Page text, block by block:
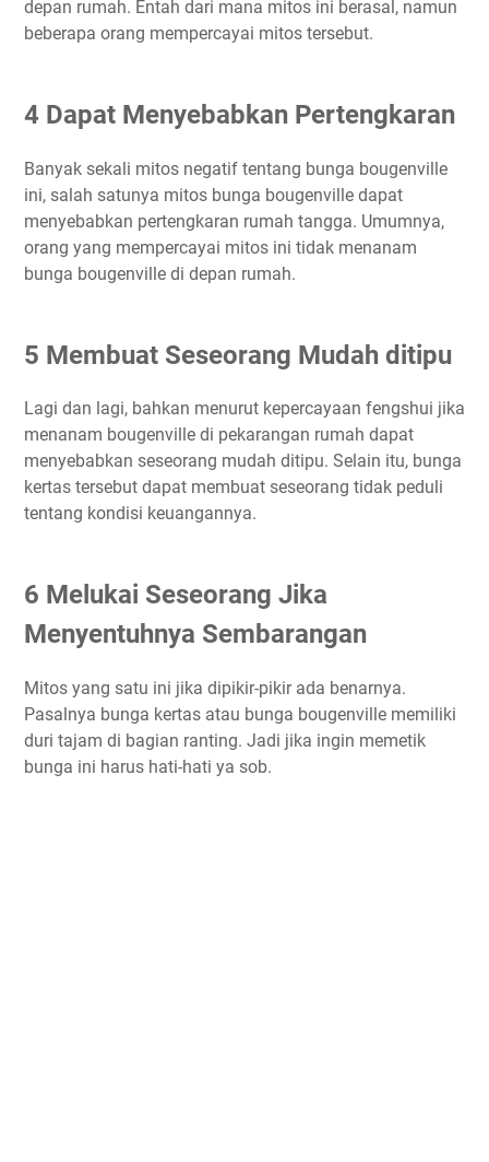
depan rumah. Entah dari mana mitos ini berasal, namun
beberapa orang mempercayai mitos tersebut.
4 Dapat Menyebabkan Pertengkaran
Banyak sekali mitos negatif tentang bunga bougenville
ini, salah satunya mitos bunga bougenville dapat
menyebabkan pertengkaran rumah tangga. Umumnya,
orang yang mempercayai mitos ini tidak menanam
bunga bougenville di depan rumah.
5 Membuat Seseorang Mudah ditipu
Lagi dan lagi, bahkan menurut kepercayaan fengshui jika
menanam bougenville di pekarangan rumah dapat
menyebabkan seseorang mudah ditipu. Selain itu, bunga
kertas tersebut dapat membuat seseorang tidak peduli
tentang kondisi keuangannya.
6 Melukai Seseorang Jika
Menyentuhnya Sembarangan
Mitos yang satu ini jika dipikir-pikir ada benarnya.
Pasalnya bunga kertas atau bunga bougenville memiliki
duri tajam di bagian ranting. Jadi jika ingin memetik
bunga ini harus hati-hati ya sob.